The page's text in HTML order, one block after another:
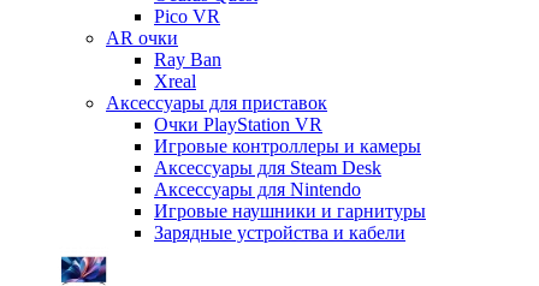
Pico VR
AR очки
Ray Ban
Xreal
Аксессуары для приставок
Очки PlayStation VR
Игровые контроллеры и камеры
Аксессуары для Steam Desk
Аксессуары для Nintendo
Игровые наушники и гарнитуры
Зарядные устройства и кабели